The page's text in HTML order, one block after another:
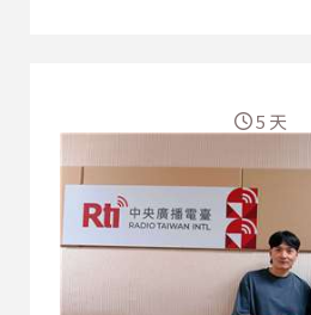
媽！台語是他教的！」（下次
寄信給我｜
https://www.facebook.com/
⇝內克ＩＧ｜
https://
Ｇ｜https://
5 天